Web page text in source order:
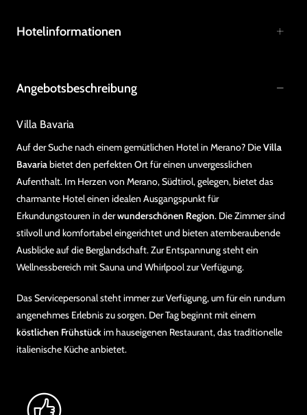
Hotelinformationen
Angebotsbeschreibung
Villa Bavaria
Auf der Suche nach einem gemütlichen Hotel in Merano? DieVilla
Bavariabietet den perfekten Ort für einen unvergesslichen
Aufenthalt. Im Herzen von Merano, Südtirol, gelegen, bietet das
charmante Hotel einen idealen Ausgangspunkt für
Erkundungstouren in derwunderschönen Region. Die Zimmer sind
stilvoll und komfortabel eingerichtet und bieten atemberaubende
Ausblicke auf die Berglandschaft. Zur Entspannung steht ein
Wellnessbereich mit Sauna und Whirlpool zur Verfügung.
Das Servicepersonal steht immer zur Verfügung, um für ein rundum
angenehmes Erlebnis zu sorgen. Der Tag beginnt mit einem
köstlichen Frühstückim hauseigenen Restaurant, das traditionelle
italienische Küche anbietet.